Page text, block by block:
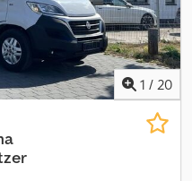
1 / 20